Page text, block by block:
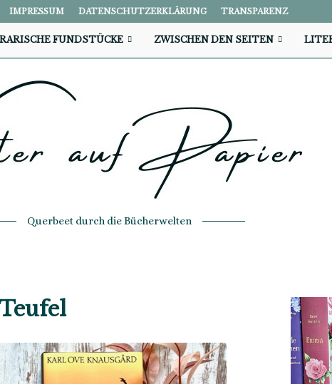
IMPRESSUM DATENSCHUTZERKLÄRUNG TRANSPARENZ
FUNDSTÜCKE ZWISCHEN DEN SEITEN
Querbeet durch die Bücherwelten